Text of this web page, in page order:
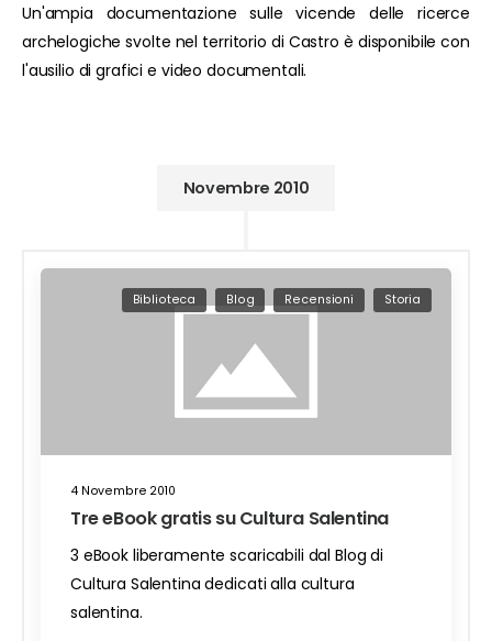
Un'ampia documentazione sulle vicende delle ricerce
archelogiche svolte nel territorio di Castro è disponibile con
l'ausilio di grafici e video documentali.
Novembre 2010
4 Novembre 2010
Biblioteca Blog Recensioni Storia
Tre eBook gratis su Cultura Salentina
3 eBook liberamente scaricabili dal Blog di
Cultura Salentina dedicati alla cultura
salentina.